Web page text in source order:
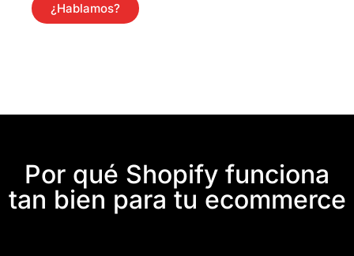
¿Hablamos?
Por qué Shopify funciona
tan bien para tu ecommerce